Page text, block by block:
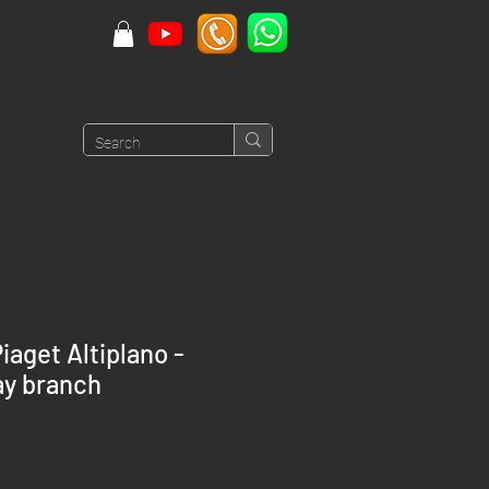
Altiplano -
branch